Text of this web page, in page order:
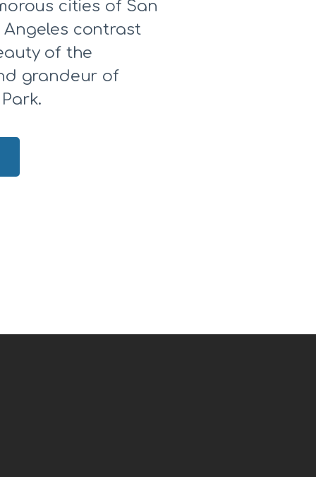
cities of San
contrast
of the
grandeur of